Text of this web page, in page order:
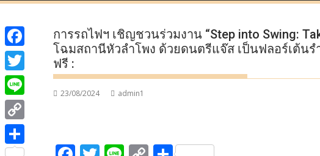
การรถไฟฯ เชิญชวนร่วมงาน “Step into Swing:
โฉมสถานีหัวลำโพง ด้วยดนตรีแจ๊ส เป็นฟลอร์เต้น
ฟรี :
23/08/2024 admin1
F
a
c
e
b
o
T
w
i
t
L
i
n
C
o
S